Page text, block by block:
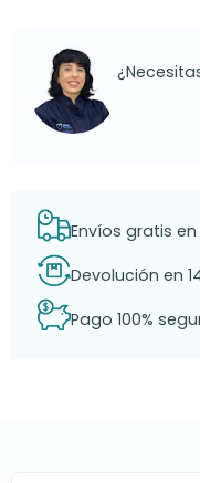
Envíos gratis
Devolución en
Pago 100%